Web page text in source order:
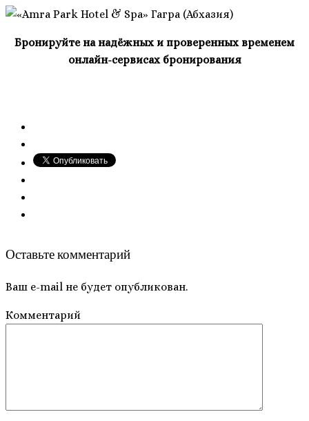
Бронируйте на надёжных и проверенных временем
онлайн-сервисах бронирования
Оставьте комментарий
Ваш e-mail не будет опубликован.
Комментарий